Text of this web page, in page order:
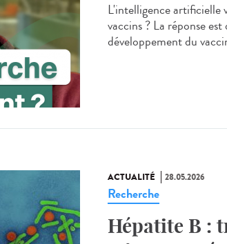
L'intelligence artificielle
vaccins ? La réponse
développement du
ACTUALITÉ 28.05.2026
Recherche
Hépatite B :